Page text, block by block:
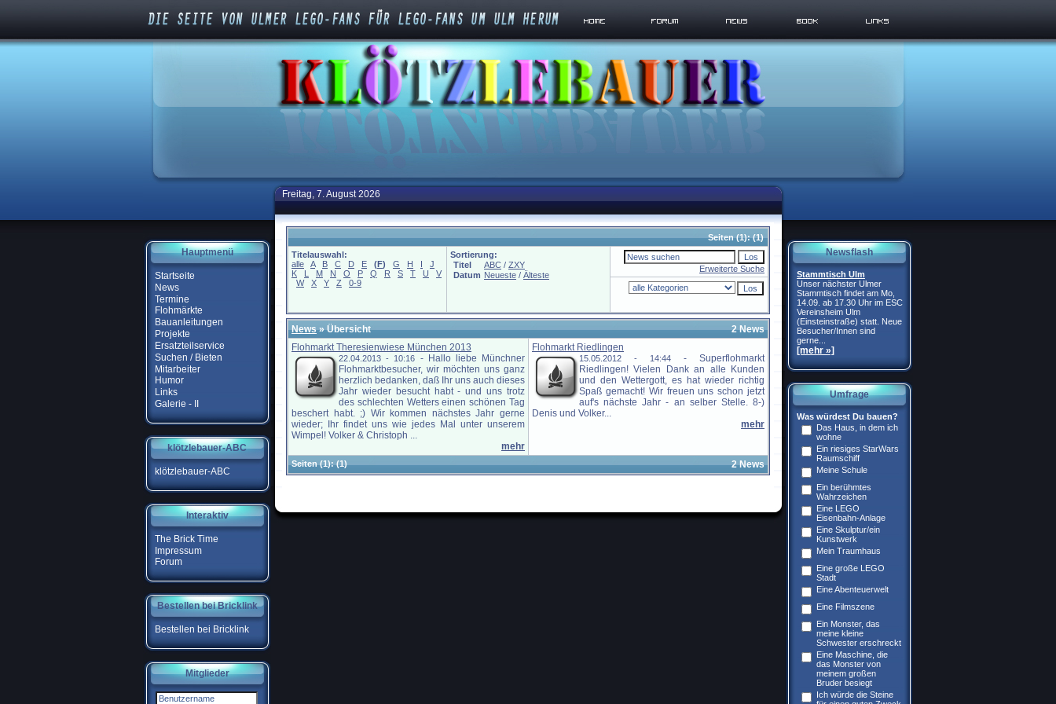
Hauptmenü
Startseite
News
Termine
Flohmärkte
Bauanleitungen
Projekte
Ersatzteilservice
Suchen / Bieten
Mitarbeiter
Humor
Links
Galerie - II
klötzlebauer-ABC
klötzlebauer-ABC
Interaktiv
The Brick Time
Impressum
Forum
Bestellen bei Bricklink
Bestellen bei Bricklink
Mitglieder
Freitag, 7. August 2026
Seiten(1):(1)
Titelauswahl:
alle
A B C D E (F) G H I
J
K
L M N O P Q R S T U
V
W
X Y Z 0-9
Sortierung:
Titel
ABC / ZXY
Datum Neueste / Älteste
Erweiterte Suche
News» Übersicht
2 News
Flohmarkt Theresienwiese München 2013
22.04.2013 - 10:16 - Hallo liebe Münchner
Flohmarktbesucher, wir möchten uns ganz
herzlich bedanken, daß Ihr uns auch dieses
Jahr wieder besucht habt - und uns trotz
des schlechten Wetters einen schönen Tag
beschert habt. ;) Wir kommen nächstes Jahr gerne
wieder; Ihr findet uns wie jedes Mal unter unserem
Wimpel! Volker & Christoph ...
mehr
Flohmarkt Riedlingen
15.05.2012 - 14:44 - Superflohmarkt
Riedlingen! Vielen Dank an alle Kunden
und den Wettergott, es hat wieder richtig
Spaß gemacht! Wir freuen uns schon jetzt
auf's nächste Jahr - an selber Stelle. 8-)
Denis und Volker...
mehr
Seiten(1):(1) 2 News
Newsflash
Stammtisch Ulm
Unser nächster Ulmer
Stammtisch findet am Mo,
14.09. ab 17.30 Uhr im ESC
Vereinsheim Ulm
(Einsteinstraße) statt. Neue
Besucher/Innen sind
gerne...
[mehr »]
Umfrage
Was würdest Du bauen?
Das Haus, in dem ich
wohne
Ein riesiges StarWars
Raumschiff
Meine Schule
Ein berühmtes
Wahrzeichen
Eine LEGO
Eisenbahn-Anlage
Eine Skulptur/ein
Kunstwerk
Mein Traumhaus
Eine große LEGO
Stadt
Eine Abenteuerwelt
Eine Filmszene
Ein Monster, das
meine kleine
Schwester erschreckt
Eine Maschine, die
das Monster von
meinem großen
Bruder besiegt
Ich würde die Steine